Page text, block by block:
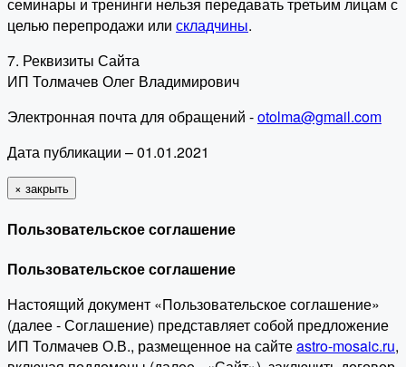
целью перепродажи или складчины.
7. Реквизиты Сайта
ИП Толмачев Олег Владимирович
Электронная почта для обращений -otolma@gmail.com
Дата публикации – 01.01.2021
× закрыть
Пользовательское соглашение
Пользовательское соглашение
Настоящий документ «Пользовательское соглашение»
(далее - Соглашение) представляет собой предложение
ИП Толмачев О.В., размещенное на сайтеastro-mosaic.ru,